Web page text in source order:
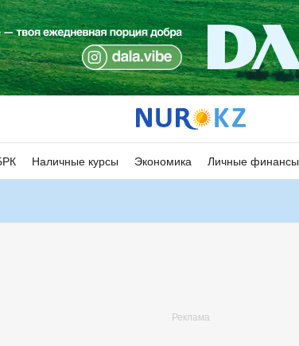
Наличные курсы Экономика Личные финансы